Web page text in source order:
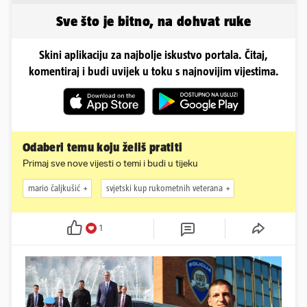
Sve što je bitno, na dohvat ruke
Skini aplikaciju za najbolje iskustvo portala. Čitaj,
komentiraj i budi uvijek u toku s najnovijim vijestima.
Odaberi temu koju želiš pratiti
Primaj sve nove vijesti o temi i budi u tijeku
mario čaljkušić svjetski kup rukometnih veterana
1